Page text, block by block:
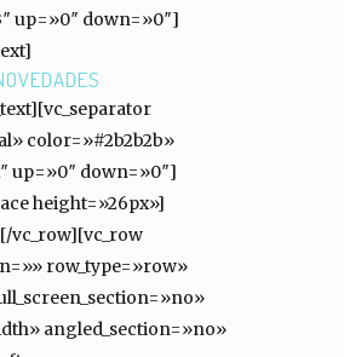
up=»0″ down=»0″]
color=»#2b2b2b»
up=»0″ down=»0″]
height=»26px»]
vc_row][vc_row
row_type=»row»
angled_section=»no»